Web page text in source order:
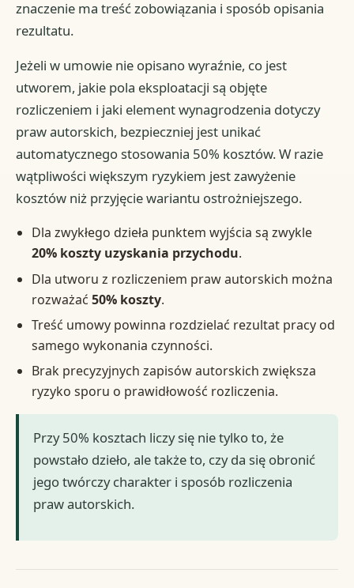
znaczenie ma treść zobowiązania i sposób opisania
rezultatu.
Jeżeli w umowie nie opisano wyraźnie, co jest
utworem, jakie pola eksploatacji są objęte
rozliczeniem i jaki element wynagrodzenia dotyczy
praw autorskich, bezpieczniej jest unikać
automatycznego stosowania 50% kosztów. W razie
wątpliwości większym ryzykiem jest zawyżenie
kosztów niż przyjęcie wariantu ostrożniejszego.
Dla zwykłego dzieła punktem wyjścia są zwykle
20% koszty uzyskania przychodu.
Dla utworu z rozliczeniem praw autorskich można
rozważać 50% koszty.
Treść umowy powinna rozdzielać rezultat pracy od
samego wykonania czynności.
Brak precyzyjnych zapisów autorskich zwiększa
ryzyko sporu o prawidłowość rozliczenia.
Przy 50% kosztach liczy się nie tylko to, że
powstało dzieło, ale także to, czy da się obronić
jego twórczy charakter i sposób rozliczenia
praw autorskich.